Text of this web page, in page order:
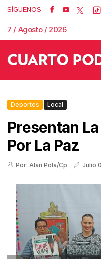
SÍGUENOS
7 / Agosto / 2026
Deportes Local
Presentan
Por La Paz
Por: Alan Pola/Cp Julio